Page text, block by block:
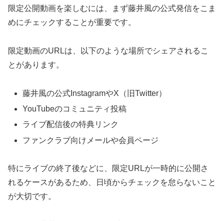
限定公開動画を楽しむには、まず藤井風の公式発信をこま
めにチェックすることが重要です。
限定動画のURLは、以下のような場所でシェアされるこ
とがあります。
藤井風の公式InstagramやX（旧Twitter）
YouTubeのコミュニティ投稿
ライブ配信後の特典リンク
ファンクラブ向けメールや会員ページ
特にライブの終了後などに、限定URLが一時的に公開さ
れるケースがあるため、日頃からチェックを怠らないこと
が大切です。